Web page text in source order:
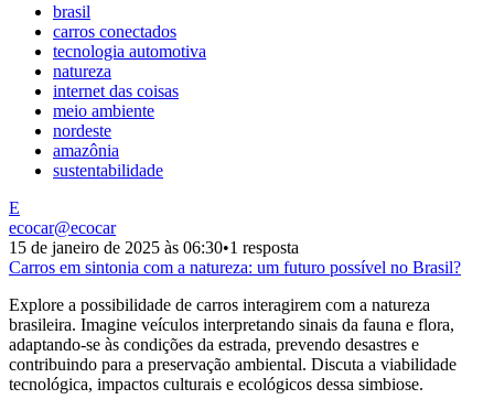
brasil
carros conectados
tecnologia automotiva
natureza
internet das coisas
meio ambiente
nordeste
amazônia
sustentabilidade
E
ecocar@ecocar
15 de janeiro de 2025 às 06:30•1 resposta
Carros em sintonia com a natureza: um futuro possível no Brasil?
Explore a possibilidade de carros interagirem com a natureza
brasileira. Imagine veículos interpretando sinais da fauna e flora,
adaptando-se às condições da estrada, prevendo desastres e
contribuindo para a preservação ambiental. Discuta a viabilidade
tecnológica, impactos culturais e ecológicos dessa simbiose.